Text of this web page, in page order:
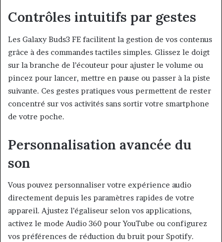
Contrôles intuitifs par gestes
Les Galaxy Buds3 FE facilitent la gestion de vos contenus
grâce à des commandes tactiles simples. Glissez le doigt
sur la branche de l’écouteur pour ajuster le volume ou
pincez pour lancer, mettre en pause ou passer à la piste
suivante. Ces gestes pratiques vous permettent de rester
concentré sur vos activités sans sortir votre smartphone
de votre poche.
Personnalisation avancée du
son
Vous pouvez personnaliser votre expérience audio
directement depuis les paramètres rapides de votre
appareil. Ajustez l’égaliseur selon vos applications,
activez le mode Audio 360 pour YouTube ou configurez
vos préférences de réduction du bruit pour Spotify.